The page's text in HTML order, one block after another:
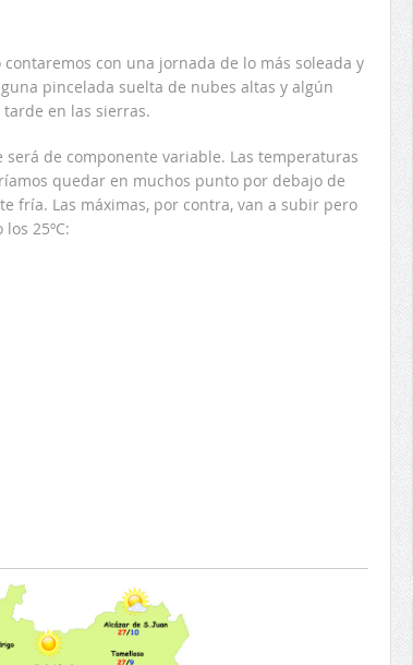
con una jornada de lo más soleada y
pincelada suelta de nubes altas y algún
en las sierras.
de componente variable. Las temperaturas
quedar en muchos punto por debajo de
fría. Las máximas, por contra, van a subir pero
25ºC: